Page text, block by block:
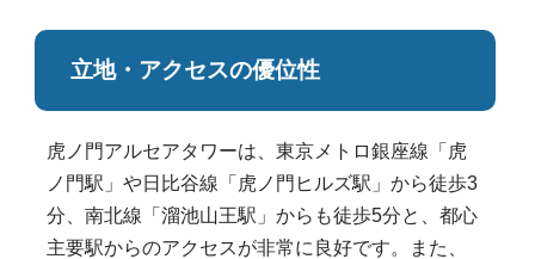
立地・アクセスの優位性
虎ノ門アルセアタワーは、東京メトロ銀座線「虎
ノ門駅」や日比谷線「虎ノ門ヒルズ駅」から徒歩3
分、南北線「溜池山王駅」からも徒歩5分と、都心
主要駅からのアクセスが非常に良好です。また、